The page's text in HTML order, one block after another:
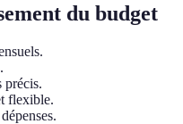
du budget
précis.
flexible.